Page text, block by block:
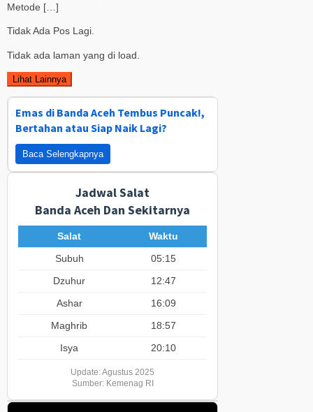
Metode […]
Tidak Ada Pos Lagi.
Tidak ada laman yang di load.
Lihat Lainnya
Emas di Banda Aceh Tembus Puncak!,
Bertahan atau Siap Naik Lagi?
Baca Selengkapnya
Jadwal Salat
Banda Aceh Dan Sekitarnya
Salat
Waktu
Subuh
05:15
Dzuhur
12:47
Ashar
16:09
Maghrib
18:57
Isya
20:10
Update: Agustus 2025
Sumber: Kemenag RI